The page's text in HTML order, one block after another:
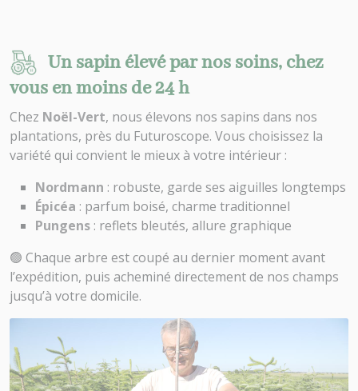
Un sapin élevé par nos soins, chez
vous en moins de 24 h
Chez Noël-Vert, nous élevons nos sapins dans nos
plantations, près du Futuroscope. Vous choisissez la
variété qui convient le mieux à votre intérieur :
Nordmann : robuste, garde ses aiguilles longtemps
Épicéa : parfum boisé, charme traditionnel
Pungens : reflets bleutés, allure graphique
🟢 Chaque arbre est coupé au dernier moment avant
l’expédition, puis acheminé directement de nos champs
jusqu’à votre domicile.